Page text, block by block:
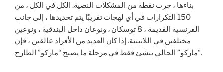
بناءها ، جرب نقطة من المشكلات النصية. الكل في الكل ، من
150 التكرارات في أي لهجات تقريبًا يتم تحديدها ، إلى جانب
الفرنسية القديمة ، 8 توسكان ، ونوعان داخل البندقية ، ونوعين
مختلفين في اللاتينية. إذا كان العديد من الأفراد عالقين ، فإن
“ماركو” الحالي ينشئ فقط في مرحلة ما يصبح “ماركو” الطازج.